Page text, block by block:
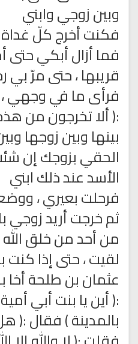
وبين زوجي وابني
فكنت أخرج كلّ غداة
فما أزال أبكي
قريبها ، حتى مرّ
فرأى ما في وجهي ،
:( ألا تخرجون من
بينها وبين زوجها
الحقي بزوجك إن
الأسد عند ذلك ابني
فرحلت بعيري ،
ثم خرجت أريد زوجي
من أحد من خلق
لقيت ، حتى إذا كنت
عثمان بن طلحة أخا
:( أين يا بنت أبي
بالمدينة ) فقال :(